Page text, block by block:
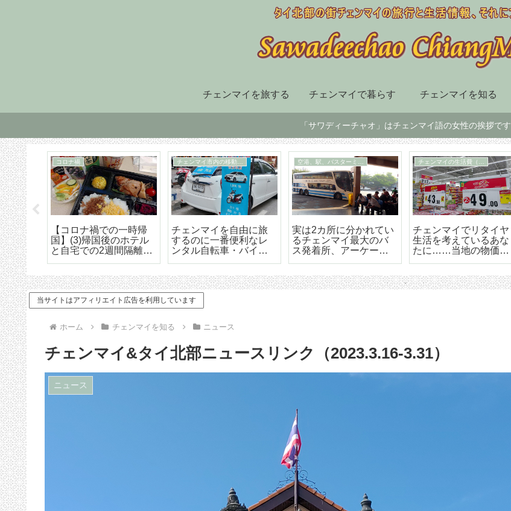
チェンマイを旅する チェンマイで暮らす チェンマイを知る
「サワディーチャオ」はチェンマイ語の女性の挨拶です
ら
ムが
産に
石鹸4
コロナ禍
【コロナ禍での一時帰
国】(3)帰国後のホテル
と自宅での2週間隔離。
チェンマイ市内の移動手段
チェンマイを自由に旅
するのに一番便利なレ
ンタル自転車・バイ
空港、駅、バスターミナル
実は2カ所に分かれてい
るチェンマイ最大のバ
ス発着所、アーケード
チェンマイの生活費（概論）
チェンマイでリタイヤ
生活を考えているあな
たに……当地の物価は
当サイトはアフィリエイト広告を利用しています
ホーム チェンマイを知る ニュース
チェンマイ&タイ北部ニュースリンク（2023.3.16-3.31）
ニュース